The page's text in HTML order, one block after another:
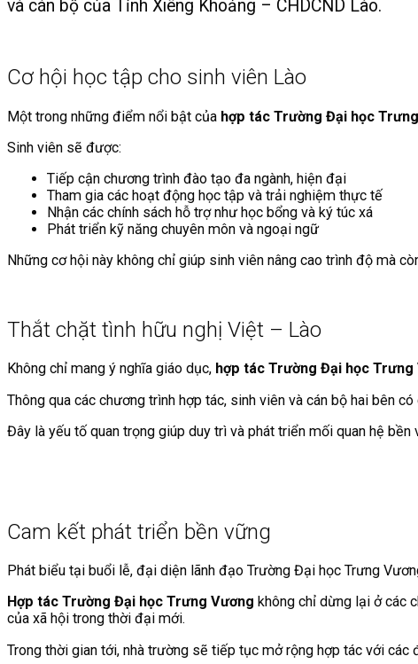
và cán bộ của Tỉnh Xiêng Khoảng – CHDCND Lào.
Cơ hội học tập cho sinh viên Lào
Một trong những điểm nổi bật của hợp tác Trường Đại học
Sinh viên sẽ được:
Tiếp cận chương trình đào tạo đa ngành, hiện đại
Tham gia các hoạt động học tập và trải nghiệm thực tế
Nhận các chính sách hỗ trợ như học bổng và ký túc xá
Phát triển kỹ năng chuyên môn và ngoại ngữ
Những cơ hội này không chỉ giúp sinh viên nâng cao trình độ mà
Thắt chặt tình hữu nghị Việt – Lào
Không chỉ mang ý nghĩa giáo dục, hợp tác Trường Đại học Trưng
Thông qua các chương trình hợp tác, sinh viên và cán bộ hai bên
Đây là yếu tố quan trọng giúp duy trì và phát triển mối quan hệ bền
Cam kết phát triển bền vững
Phát biểu tại buổi lễ, đại diện lãnh đạo Trường Đại học Trưng
Hợp tác Trường Đại học Trưng Vương không chỉ dừng lại ở các
của xã hội trong thời đại mới.
Trong thời gian tới, nhà trường sẽ tiếp tục mở rộng hợp tác với